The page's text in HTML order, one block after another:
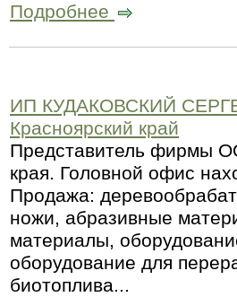
Подробнее
ИП КУДАКОВСКИЙ
Красноярский край
Представитель фирмы
края. Головной офис
Продажа:
ножи, абразивные
материалы,
оборудование для
биотоплива...